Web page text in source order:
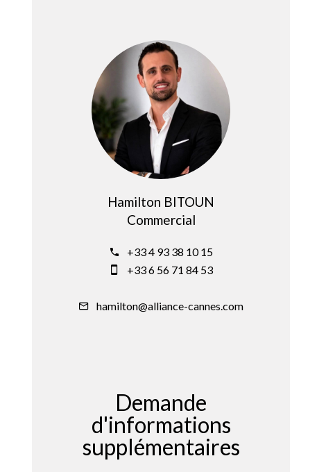
Hamilton BITOUN
Commercial
+33 4 93 38 10 15
+33 6 56 71 84 53
hamilton@alliance-cannes.com
Demande
d'informations
supplémentaires